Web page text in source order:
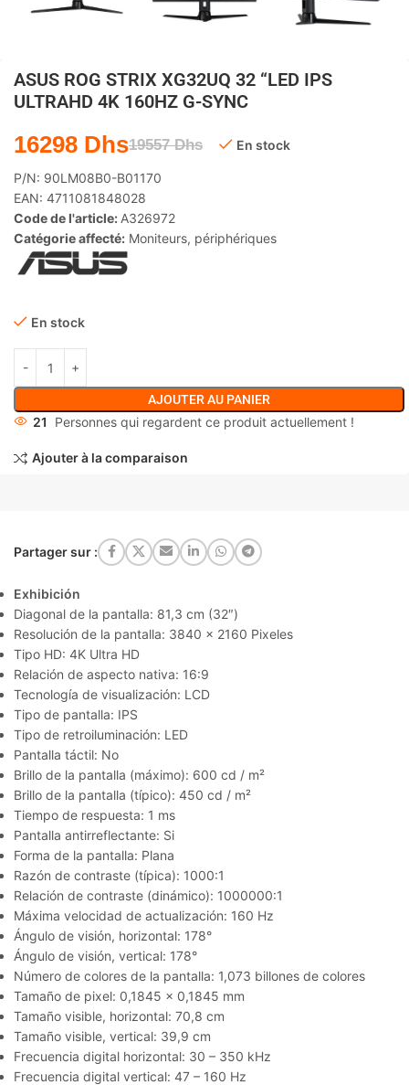
ASUS ROG STRIX XG32UQ 32 “LED IPS
ULTRAHD 4K 160HZ G-SYNC
19557Dhs
16298 Dhs En stock
P/N: 90LM08B0-B01170
EAN: 4711081848028
Code de l'article: A326972
Catégorie affecté: Moniteurs, périphériques
En stock
AJOUTER AU PANIER
21 Personnes qui regardent ce produit actuellement !
Ajouter à la comparaison
Partager sur :
Exhibición
Diagonal de la pantalla: 81,3 cm (32″)
Resolución de la pantalla: 3840 x 2160 Pixeles
Tipo HD: 4K Ultra HD
Relación de aspecto nativa: 16:9
Tecnología de visualización: LCD
Tipo de pantalla: IPS
Tipo de retroiluminación: LED
Pantalla táctil: No
Brillo de la pantalla (máximo): 600 cd / m²
Brillo de la pantalla (típico): 450 cd / m²
Tiempo de respuesta: 1 ms
Pantalla antirreflectante: Si
Forma de la pantalla: Plana
Razón de contraste (típica): 1000:1
Relación de contraste (dinámico): 1000000:1
Máxima velocidad de actualización: 160 Hz
Ángulo de visión, horizontal: 178°
Ángulo de visión, vertical: 178°
Número de colores de la pantalla: 1,073 billones de colores
Tamaño de pixel: 0,1845 x 0,1845 mm
Tamaño visible, horizontal: 70,8 cm
Tamaño visible, vertical: 39,9 cm
Frecuencia digital horizontal: 30 – 350 kHz
Frecuencia digital vertical: 47 – 160 Hz